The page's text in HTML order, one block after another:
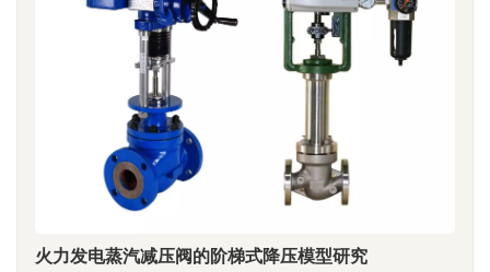
火力发电蒸汽减压阀的阶梯式降压模型研究